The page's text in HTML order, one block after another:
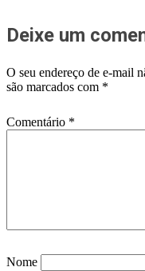
Deixe um
O seu endereço de e-mail
são marcados com *
Comentário *
Nome